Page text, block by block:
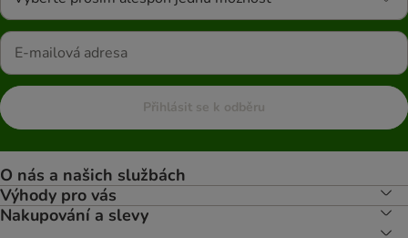
Přihlásit se k odběru
O nás a našich službách
Výhody pro vás
Nakupování a slevy